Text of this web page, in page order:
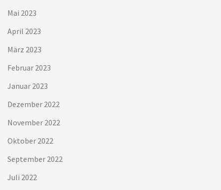
Mai 2023
April 2023
März 2023
Februar 2023
Januar 2023
Dezember 2022
November 2022
Oktober 2022
September 2022
Juli 2022